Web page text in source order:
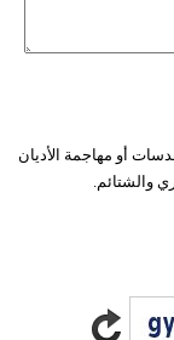
أو مهاجمة الأديان
والشتائم.